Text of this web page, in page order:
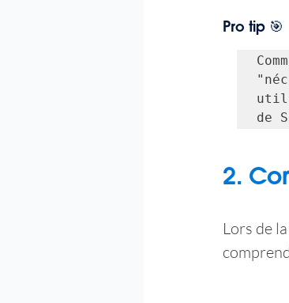
Pro tip 🎯
de
2.
Lors de